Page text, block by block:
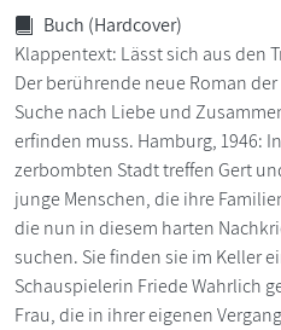
Buch (Hardcover)
Klappentext: Lässt sich aus den
Der berührende neue Roman
Suche nach Liebe und
erfinden muss. Hamburg, 1946:
zerbombten Stadt treffen Gert
junge Menschen, die ihre
die nun in diesem harten
suchen. Sie finden sie im Keller
Schauspielerin Friede Wahrlich
Frau, die in ihrer eigenen